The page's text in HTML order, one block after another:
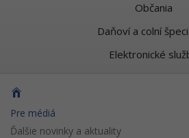
Občania
Daňoví a colní
Elektronické
Pre médiá
Ďalšie novinky a aktuality